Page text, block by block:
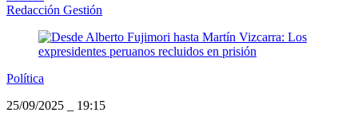
Redacción Gestión
Política
25/09/2025
19:15